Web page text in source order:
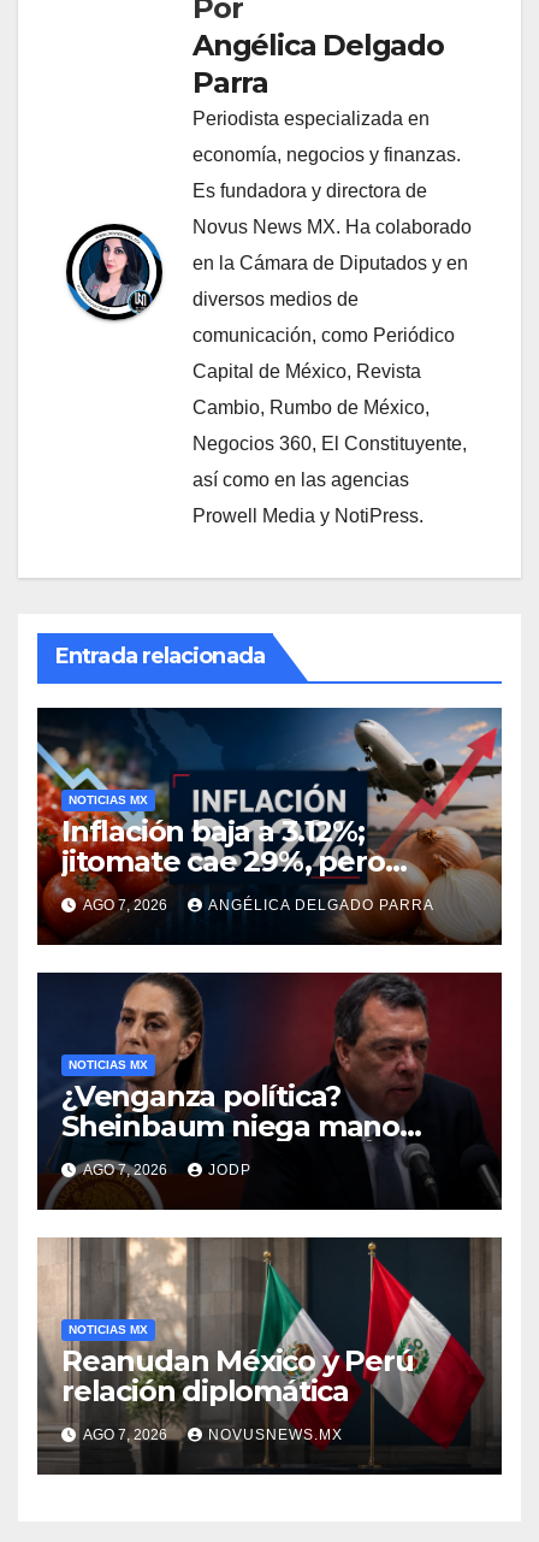
Por
Angélica Delgado
Parra
Periodista especializada en
economía, negocios y finanzas.
Es fundadora y directora de
Novus News MX. Ha colaborado
en la Cámara de Diputados y en
diversos medios de
comunicación, como Periódico
Capital de México, Revista
Cambio, Rumbo de México,
Negocios 360, El Constituyente,
así como en las agencias
Prowell Media y NotiPress.
Entrada relacionada
NOTICIAS MX
Inflación baja a 3.12%;
jitomate cae 29%, pero
cebolla y vuelos se
encarecen
AGO 7, 2026 ANGÉLICA DELGADO PARRA
NOTICIAS MX
¿Venganza política?
Sheinbaum niega mano
negra en captura de Ángel
Aguirre
AGO 7, 2026 JODP
NOTICIAS MX
Reanudan México y Perú
relación diplomática
AGO 7, 2026 NOVUSNEWS.MX